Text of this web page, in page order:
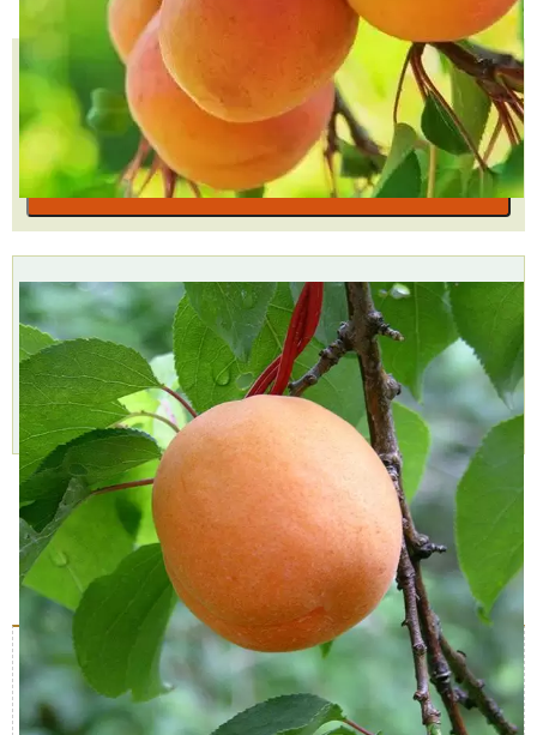
Количество
В КОРЗИНУ
КУПИТЬ В ОДИН КЛИК
Доставка
курьером,
999 руб.
Доставим
через 1-2 дня
7 августа
Подробнее »
Самовывоз,
БЕСПЛАТНО
2 пункта
самовывоза,
Оплата,
Наличными,
Картой,
Подробнее »
Характеристики Доставка и оплата
Отзывы (0)
Описание дерева
Характеристика Значение